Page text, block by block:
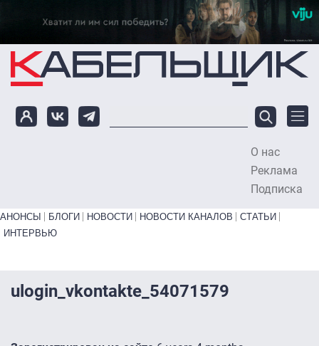
Перейти к основному содержанию
О нас
Реклама
Подписка
Primary links bottom
АНОНСЫ БЛОГИ НОВОСТИ НОВОСТИ КАНАЛОВ
СТАТЬИ
ИНТЕРВЬЮ
ulogin_vkontakte_54071579